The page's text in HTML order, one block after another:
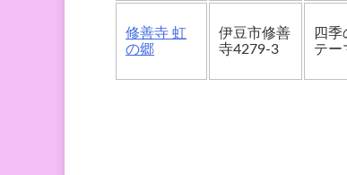
修善寺 虹
の郷
伊豆市修善
寺4279-3
四
テー